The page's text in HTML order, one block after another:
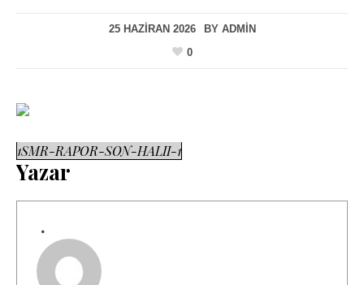
25 HAZIRAN 2026 BY ADMIN
0
1SMR-RAPOR-SON-HALII-1
Yazar